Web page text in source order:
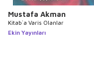
Mustafa Akman
Kitab`a Varis Olanlar
Ekin Yayınları